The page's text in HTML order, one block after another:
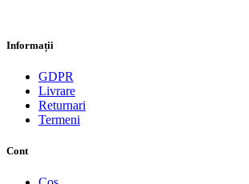
Informații
GDPR
Livrare
Returnari
Termeni
Cont